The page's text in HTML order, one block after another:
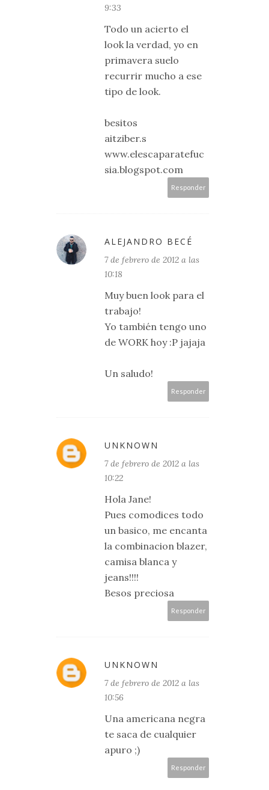
9:33
Todo un acierto el
look la verdad, yo en
primavera suelo
recurrir mucho a ese
tipo de look.
besitos
aitziber.s
www.elescaparatefuc
sia.blogspot.com
Responder
ALEJANDRO BECÉ
7 de febrero de 2012 a las
10:18
Muy buen look para el
trabajo!
Yo también tengo uno
de WORK hoy :P jajaja
Un saludo!
Responder
UNKNOWN
7 de febrero de 2012 a las
10:22
Hola Jane!
Pues comodices todo
un basico, me encanta
la combinacion blazer,
camisa blanca y
jeans!!!!
Besos preciosa
Responder
UNKNOWN
7 de febrero de 2012 a las
10:56
Una americana negra
te saca de cualquier
apuro ;)
Responder